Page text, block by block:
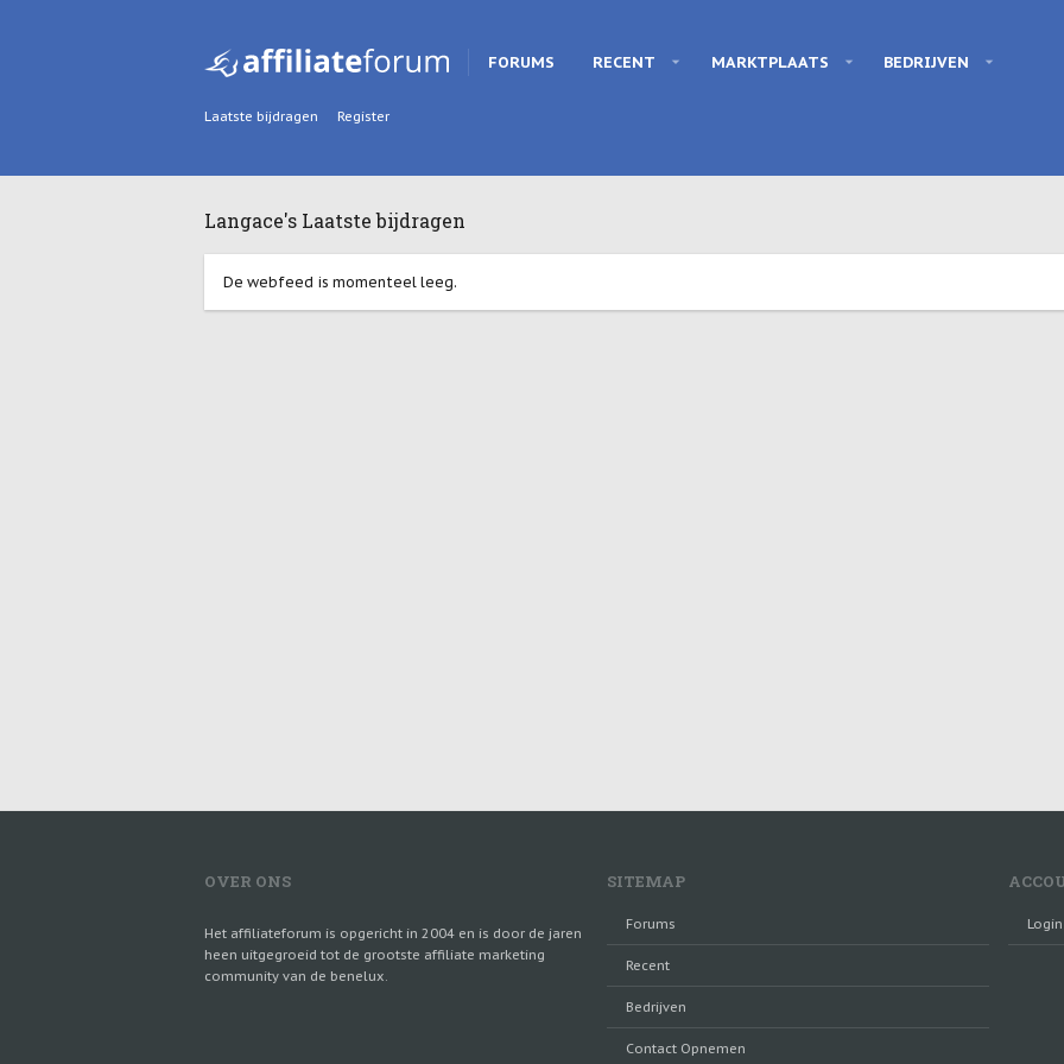
FORUMS RECENT MARKTPLAATS BEDRIJVEN
Laatste bijdragen Register
Langace's Laatste bijdragen
De webfeed is momenteel leeg.
OVER ONS
Het affiliateforum is opgericht in 2004 en is door de jaren
heen uitgegroeid tot de grootste affiliate marketing
community van de benelux.
SITEMAP
Forums
Recent
Bedrijven
Contact Opnemen
Login